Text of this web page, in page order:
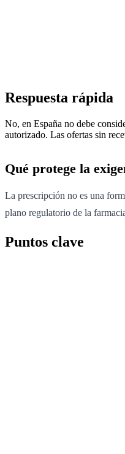
Respuesta rápida
No, en España no debe
autorizado. Las ofertas sin
Qué protege la
La prescripción no es una
plano regulatorio de la
Puntos clave